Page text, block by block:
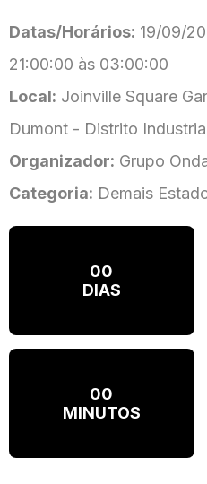
Datas/Horários: 19/09/
21:00:00 às 03:00:00
Local: Joinville Square
Dumont - Distrito
Organizador: Grupo
Categoria: Demais
00
DIAS
00
MINUTOS